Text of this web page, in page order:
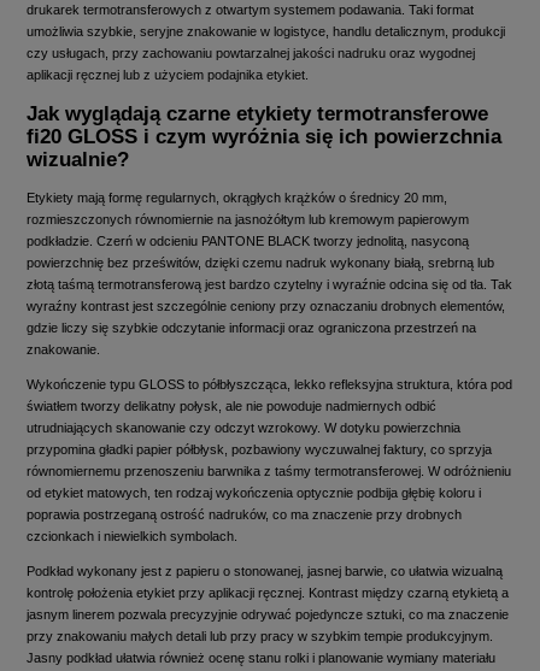
drukarek termotransferowych z otwartym systemem podawania. Taki format
umożliwia szybkie, seryjne znakowanie w logistyce, handlu detalicznym, produkcji
czy usługach, przy zachowaniu powtarzalnej jakości nadruku oraz wygodnej
aplikacji ręcznej lub z użyciem podajnika etykiet.
Jak wyglądają czarne etykiety termotransferowe
fi20 GLOSS i czym wyróżnia się ich powierzchnia
wizualnie?
Etykiety mają formę regularnych, okrągłych krążków o średnicy 20 mm,
rozmieszczonych równomiernie na jasnożółtym lub kremowym papierowym
podkładzie. Czerń w odcieniu PANTONE BLACK tworzy jednolitą, nasyconą
powierzchnię bez prześwitów, dzięki czemu nadruk wykonany białą, srebrną lub
złotą taśmą termotransferową jest bardzo czytelny i wyraźnie odcina się od tła. Tak
wyraźny kontrast jest szczególnie ceniony przy oznaczaniu drobnych elementów,
gdzie liczy się szybkie odczytanie informacji oraz ograniczona przestrzeń na
znakowanie.
Wykończenie typu GLOSS to półbłyszcząca, lekko refleksyjna struktura, która pod
światłem tworzy delikatny połysk, ale nie powoduje nadmiernych odbić
utrudniających skanowanie czy odczyt wzrokowy. W dotyku powierzchnia
przypomina gładki papier półbłysk, pozbawiony wyczuwalnej faktury, co sprzyja
równomiernemu przenoszeniu barwnika z taśmy termotransferowej. W odróżnieniu
od etykiet matowych, ten rodzaj wykończenia optycznie podbija głębię koloru i
poprawia postrzeganą ostrość nadruków, co ma znaczenie przy drobnych
czcionkach i niewielkich symbolach.
Podkład wykonany jest z papieru o stonowanej, jasnej barwie, co ułatwia wizualną
kontrolę położenia etykiet przy aplikacji ręcznej. Kontrast między czarną etykietą a
jasnym linerem pozwala precyzyjnie odrywać pojedyncze sztuki, co ma znaczenie
przy znakowaniu małych detali lub przy pracy w szybkim tempie produkcyjnym.
Jasny podkład ułatwia również ocenę stanu rolki i planowanie wymiany materiału